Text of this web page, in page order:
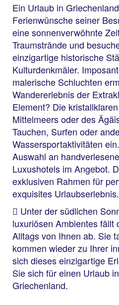
Ein Urlaub in
Ferienwünsche seiner
eine sonnenverwöhnte
Traumstrände und
einzigartige historische
Kulturdenkmäler.
malerische Schluchten
Wandererlebnis der
Element? Die
Mittelmeers oder des
Tauchen, Surfen oder
Wassersportaktivitäten
Auswahl an
Luxushotels im Angebot.
exklusiven Rahmen für
exquisites Urlaubserlebnis.
Unter der südlichen
luxuriösen Ambientes fällt
Alltags von Ihnen ab. Sie
kommen wieder zu Ihrer
sich dieses einzigartige
Sie sich für einen Urlaub
Griechenland.